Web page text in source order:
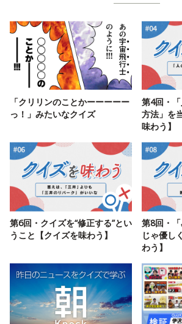
「クリリンのことかーーーーー
っ！」みたいなクイズ
第4回・
方法」を
味わう】
第6回・クイズを“修正する”とい
うこと【クイズを味わう】
第8回・
じゃ優し
わう】